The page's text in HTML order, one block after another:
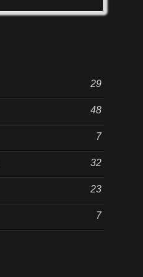
29
48
7
32
23
7